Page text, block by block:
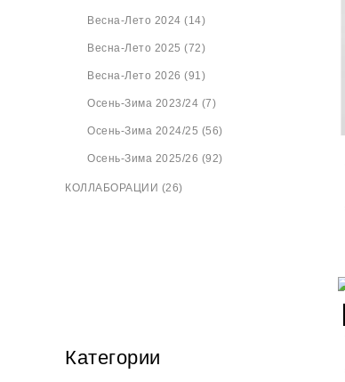
Весна-Лето 2024 (14)
Весна-Лето 2025 (72)
Весна-Лето 2026 (91)
Осень-Зима 2023/24 (7)
Осень-Зима 2024/25 (56)
Осень-Зима 2025/26 (92)
КОЛЛАБОРАЦИИ (26)
Категории